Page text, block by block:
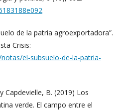
de la patria agroexportadora”.
Crisis:
el-subsuelo-de-la-patria-
Capdevielle, B. (2019) Los
verde. El campo entre el